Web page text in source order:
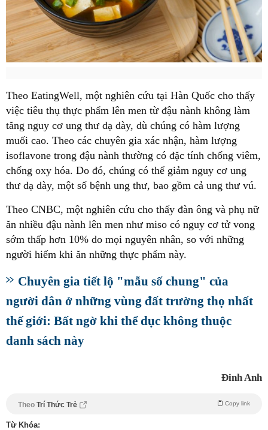
Theo EatingWell, một nghiên cứu tại Hàn Quốc cho thấy
việc tiêu thụ thực phẩm lên men từ đậu nành không làm
tăng nguy cơ ung thư dạ dày, dù chúng có hàm lượng
muối cao. Theo các chuyên gia xác nhận, hàm lượng
isoflavone trong đậu nành thường có đặc tính chống viêm,
chống oxy hóa. Do đó, chúng có thể giảm nguy cơ ung
thư dạ dày, một số bệnh ung thư, bao gồm cả ung thư vú.
Theo CNBC, một nghiên cứu cho thấy đàn ông và phụ nữ
ăn nhiều đậu nành lên men như miso có nguy cơ tử vong
sớm thấp hơn 10% do mọi nguyên nhân, so với những
người hiếm khi ăn những thực phẩm này.
Chuyên gia tiết lộ "mẫu số chung" của
người dân ở những vùng đất trường thọ nhất
thế giới: Bất ngờ khi thể dục không thuộc
danh sách này
Đinh Anh
Theo Trí Thức Trẻ Copy link
Từ Khóa: